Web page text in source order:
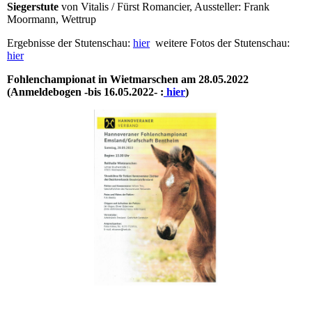
Siegerstute von Vitalis / Fürst Romancier, Aussteller: Frank
Moormann, Wettrup
Ergebnisse der Stutenschau: hierweitere Fotos der Stutenschau:
hier
Fohlenchampionat in Wietmarschen am 28.05.2022
(Anmeldebogen -bis 16.05.2022- : hier)